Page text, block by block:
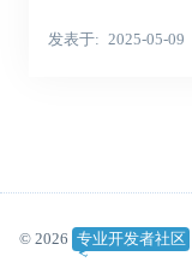
发表于 2025-05-09
© 2026 专业开发者社区